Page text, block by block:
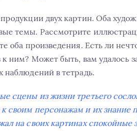
двух картин. Оба
темы. Рассмотрите
оба произведения. Есть ли
ним? Может быть, вам удалось
наблюдений в тетрадь.
сцены из жизни третьего
своим персонажам и их знание
на своих картинах